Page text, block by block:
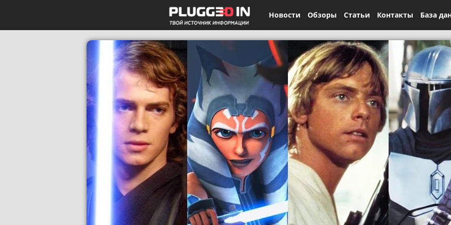
Новости Обзоры Статьи Контакты База